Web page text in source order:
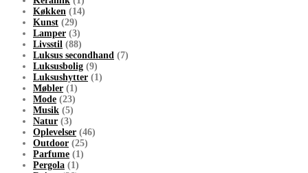
Køkken (14)
Kunst (29)
Lamper (3)
Livsstil (88)
Luksus secondhand (7)
Luksusbolig (9)
Luksushytter (1)
Møbler (1)
Mode (23)
Musik (5)
Natur (3)
Oplevelser (46)
Outdoor (25)
Parfume (1)
Pergola (1)